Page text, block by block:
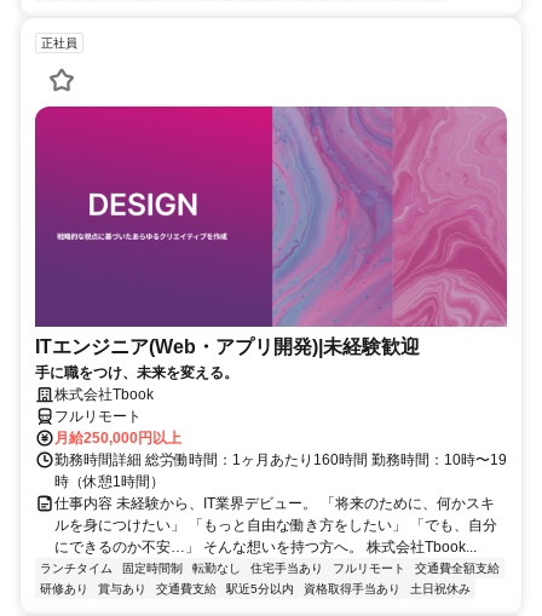
正社員
ITエンジニア(Web・アプリ開発)|未経験歓迎
手に職をつけ、未来を変える。
株式会社Tbook
フルリモート
月給250,000円以上
勤務時間詳細 総労働時間：1ヶ月あたり160時間 勤務時間：10時〜19
時（休憩1時間）
仕事内容 未経験から、IT業界デビュー。 「将来のために、何かスキ
ルを身につけたい」 「もっと自由な働き方をしたい」 「でも、自分
にできるのか不安…」 そんな想いを持つ方へ。 株式会社Tbook...
ランチタイム 固定時間制 転勤なし 住宅手当あり フルリモート
交通費全額支給
研修あり
賞与あり 交通費支給 駅近5分以内 資格取得手当あり 土日祝休み